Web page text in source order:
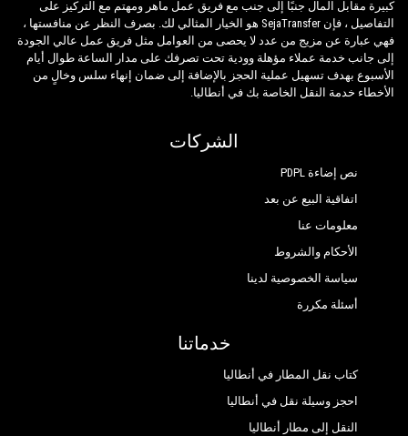
السيارات ، لا تشوبه شائبة في كل من التصميم
والميكانيكا. تلبي سيارات السيدان والحافلات
الصغيرة والحافلات الصغيرة المتطلبات من 1 إلى 54
شخصًا. تخضع المركبات التي يتم التحكم فيها
وتفتيشها بانتظام إلى التقييمات الدورية الخاصة بنا
Imperial Sunland Resort Spa
Kromer Garden Hotel
Larissa Hotel Beldibi
Limoncello Garden
Magic Sun Hotel
Marin Hotel
Matiate Hotel
Matiate Park Hotel
Navy Blue Stars Hotel
Nirvana Lagoon Villas Suites Spa Hotel
كبيرة مقابل المال جنبًا إلى جنب مع فريق عمل ماهر ومهتم مع التركيز على
التفاصيل ، فإن SejaTransfer هو الخيار المثالي لك. بصرف النظر عن منافستها ،
فهي عبارة عن مزيج من عدد لا يحصى من العوامل مثل فريق عمل عالي الجودة
إلى جانب خدمة عملاء مؤهلة وودية تحت تصرفك على مدار الساعة طوال أيام
الأسبوع بهدف تسهيل عملية الحجز بالإضافة إلى ضمان إنهاء سلس وخالٍ من
الأخطاء خدمة النقل الخاصة بك في أنطاليا.
الشركات
نص إضاءة PDPL
اتفاقية البيع عن بعد
معلومات عنا
الأحكام والشروط
سياسة الخصوصية لدينا
أسئلة مكررة
خدماتنا
كتاب نقل المطار في أنطاليا
احجز وسيلة نقل في أنطاليا
النقل إلى مطار أنطاليا